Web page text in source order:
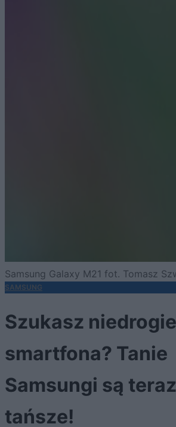
Samsung Galaxy M21 fot. Tomasz
SAMSUNG
Szukasz
smartfona? Tanie
Samsungi są
tańsze!